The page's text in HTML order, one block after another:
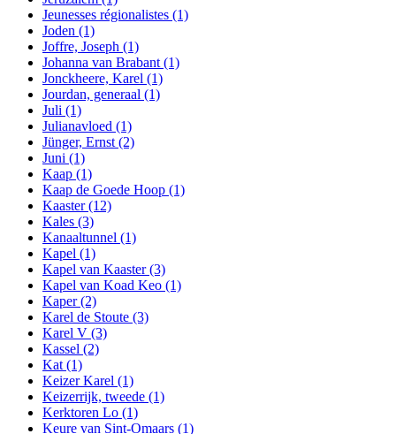
Jeunesses régionalistes (1)
Joden (1)
Joffre, Joseph (1)
Johanna van Brabant (1)
Jonckheere, Karel (1)
Jourdan, generaal (1)
Juli (1)
Julianavloed (1)
Jünger, Ernst (2)
Juni (1)
Kaap (1)
Kaap de Goede Hoop (1)
Kaaster(12)
Kales (3)
Kanaaltunnel (1)
Kapel (1)
Kapel van Kaaster(3)
Kapel van Koad Keo (1)
Kaper(2)
Karel de Stoute (3)
Karel V (3)
Kassel (2)
Kat (1)
Keizer Karel (1)
Keizerrijk, tweede (1)
Kerktoren Lo (1)
Keure van Sint-Omaars (1)